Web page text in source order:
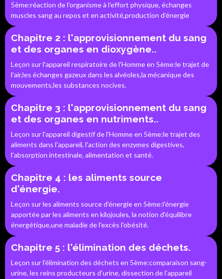
5ème:réaction de l'organisme à l'effort physique, échanges
muscles sang au repos et en activité,production d'énergie
Chapitre 2 : l'approvisionnement du sang
et des organes en dioxygène..
Leçon sur l'appareil respiratoire de l'Homme en 5ème:le trajet de
l'air,les échanges gazeux dans les alvéoles,la mécanique des
mouvements,les substances nocives.
Chapitre 3 : l'approvisionnement du sang
et des organes en nutriments..
Leçon sur l'appareil digestif de l'Homme en 5ème:le trajet des
aliments dans l'appareil, l'action des enzymes digestives,
l'absorption intestinale, alimentation et santé.
Chapitre 4 : les aliments source
d'énergie.
Leçon sur les aliments source d'énergie en 5ème:l'énergie
apportée par les aliments en kilojoules, la notion d'équilibre
énergétique,une maladie de l'excès l'obésité.
Chapitre 5 : l'élimination des déchets.
Leçon sur l'élimination des déchets en 5ème:comparaison sang-
urine, les reins producteurs d'urine, dissection de l'appareil